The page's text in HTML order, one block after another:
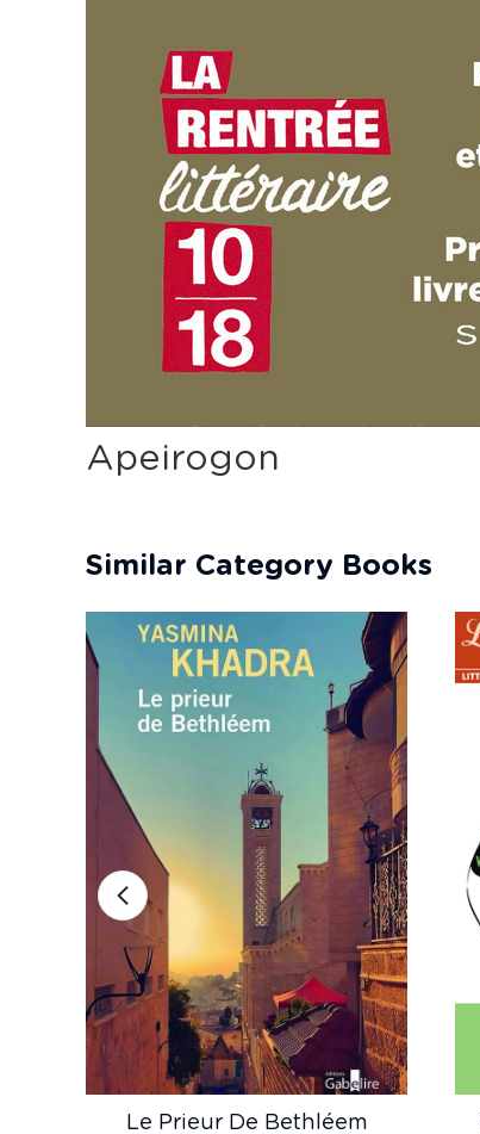
Apeirogon
Similar Category Books
Le Prieur De Bethléem